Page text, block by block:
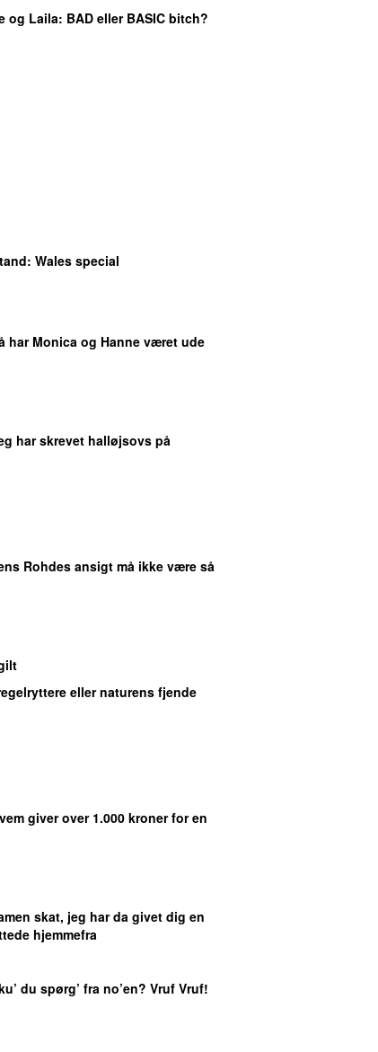
og Laila: BAD eller BASIC bitch?
: Wales special
har Monica og Hanne været ude
har skrevet halløjsovs på
Rohdes ansigt må ikke være så
eller naturens fjende
giver over 1.000 kroner for en
skat, jeg har da givet dig en
hjemmefra
du spørg’ fra no’en? Vruf Vruf!